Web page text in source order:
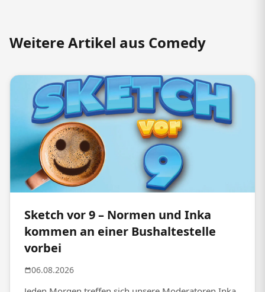
Weitere Artikel aus Comedy
Sketch vor 9 – Normen und Inka
kommen an einer Bushaltestelle
vorbei
06.08.2026